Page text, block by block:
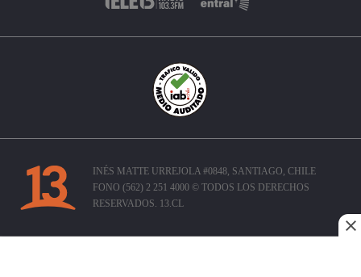
INÉS MATTE URREJOLA #0848, SANTIAGO, CHILE
FONO (562) 2 251 4000 © TODOS LOS DERECHOS
RESERVADOS. 13.CL